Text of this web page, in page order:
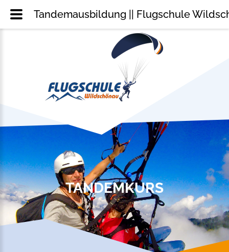
TANDEMKURS
Tandemausbildung || Flugschule